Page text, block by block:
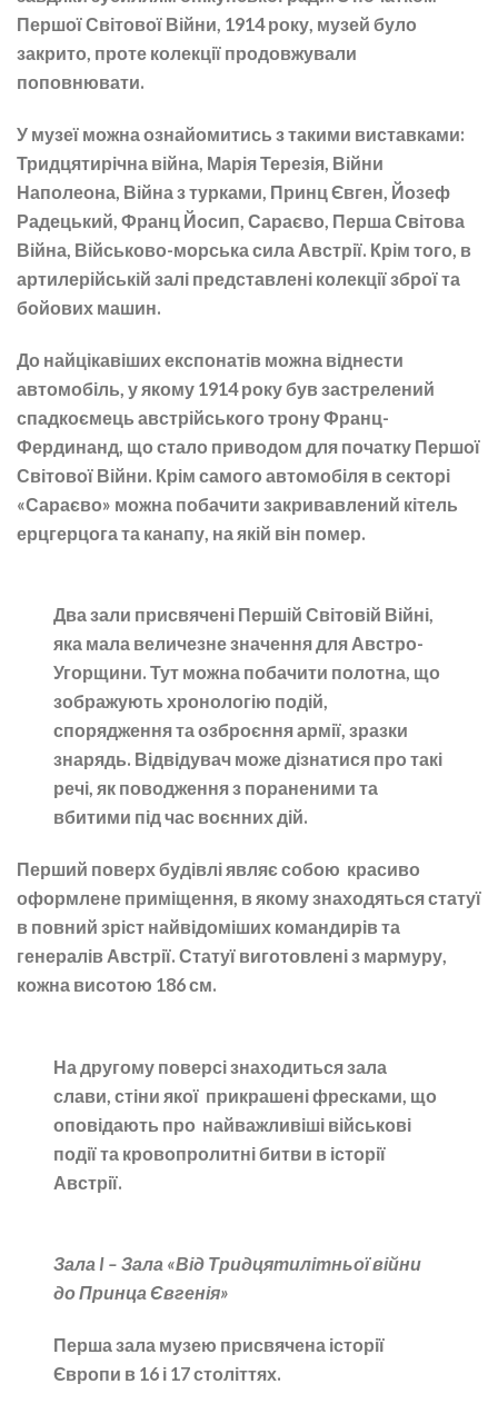
Першої Світової Війни, 1914 року, музей було
закрито, проте колекції продовжували
поповнювати.
У музеї можна ознайомитись з такими виставками:
Тридцятирічна війна, Марія Терезія, Війни
Наполеона, Війна з турками, Принц Євген, Йозеф
Радецький, Франц Йосип, Сараєво, Перша Світова
Війна, Військово-морська сила Австрії. Крім того, в
артилерійській залі представлені колекції зброї та
бойових машин.
До найцікавіших експонатів можна віднести
автомобіль, у якому 1914 року був застрелений
спадкоємець австрійського трону Франц-
Фердинанд, що стало приводом для початку Першої
Світової Війни. Крім самого автомобіля в секторі
«Сараєво» можна побачити закривавлений кітель
ерцгерцога та канапу, на якій він помер.
Два зали присвячені Першій Світовій Війні,
яка мала величезне значення для Австро-
Угорщини. Тут можна побачити полотна, що
зображують хронологію подій,
спорядження та озброєння армії, зразки
знарядь. Відвідувач може дізнатися про такі
речі, як поводження з пораненими та
вбитими під час воєнних дій.
Перший поверх будівлі являє собою красиво
оформлене приміщення, в якому знаходяться статуї
в повний зріст найвідоміших командирів та
генералів Австрії. Статуї виготовлені з мармуру,
кожна висотою 186 см.
На другому поверсі знаходиться зала
слави, стіни якої прикрашені фресками, що
оповідають про найважливіші військові
події та кровопролитні битви в історії
Австрії.
Зала I – Зала «Від Тридцятилітньої війни
до Принца Євгенія»
Перша зала музею присвячена історії
Європи в 16 і 17 століттях.